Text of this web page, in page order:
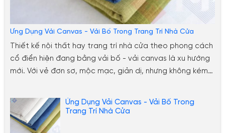
Ứng Dụng Vải Canvas - Vải Bố Trong Trang Trí Nhà Cửa
Thiết kế nội thất hay trang trí nhà cửa theo phong cách
cổ điển hiện đang bằng vải bố - vải canvas là xu hướng
mới. Với vẻ đơn sơ, mộc mạc, giản dị, nhưng không kém
có thể tham kảo thêm, để ứng dụng vải bố
canvas trong việc trang hoàng nhà cửa.
Ứng Dụng Vải Canvas - Vải Bố Trong
Trang Trí Nhà Cửa